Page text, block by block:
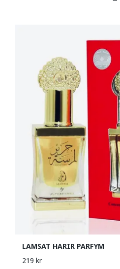
LAMSAT HARIR PARFYM
219 kr